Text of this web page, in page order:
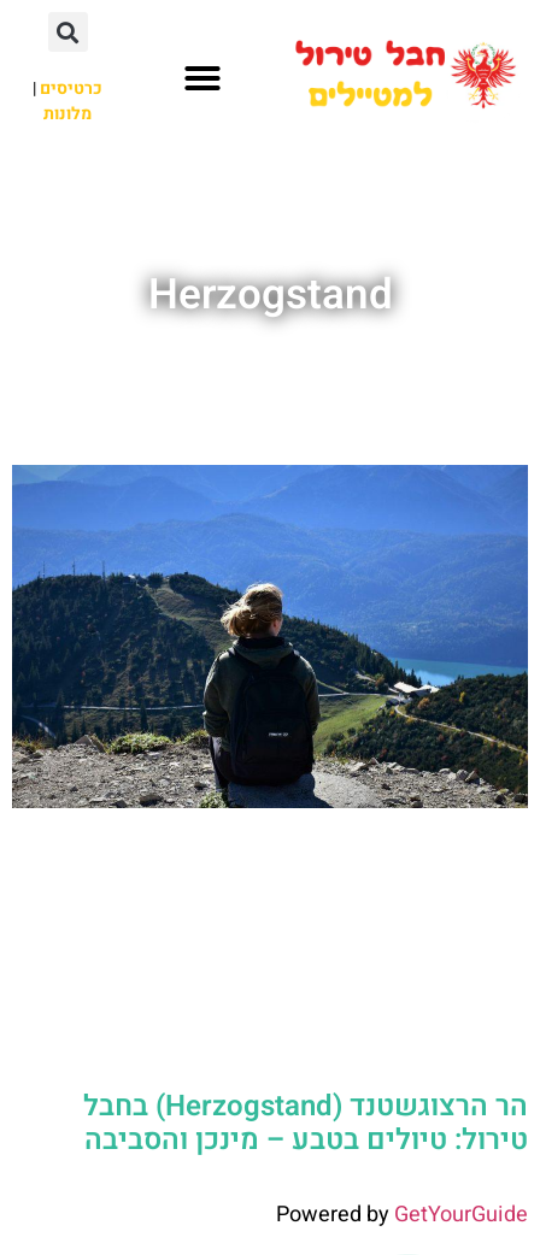
כרטיסים|
מלונות
Herzogstand
הר הרצוגשטנד (Herzogstand) בחבל
טירול: טיולים בטבע – מינכן והסביבה
Powered byGetYourGuide